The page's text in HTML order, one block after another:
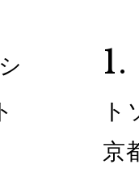
1.
ト
京